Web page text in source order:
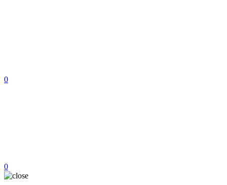
0
0